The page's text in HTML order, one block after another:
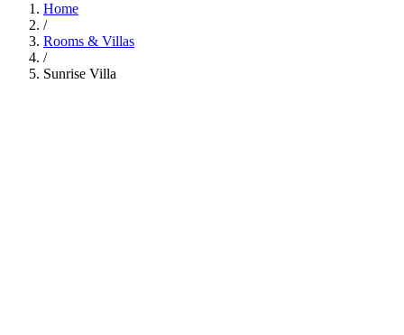
Home
/
Rooms & Villas
/
Sunrise Villa